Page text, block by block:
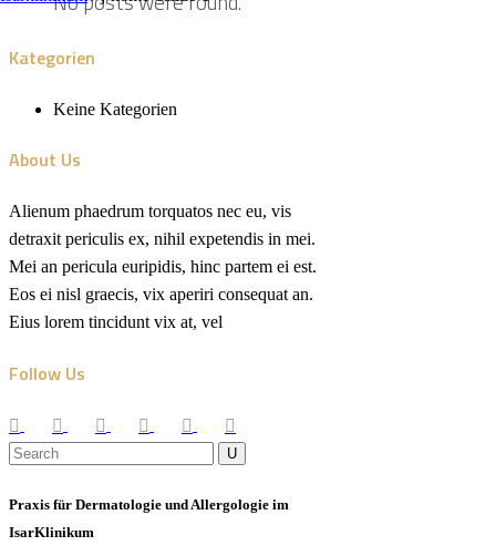
Kategorien
Keine Kategorien
About Us
Alienum phaedrum torquatos nec eu, vis
detraxit periculis ex, nihil expetendis in mei.
Mei an pericula euripidis, hinc partem ei est.
Eos ei nisl graecis, vix aperiri consequat an.
Eius lorem tincidunt vix at, vel
Follow Us
Praxis für Dermatologie und Allergologie im
IsarKlinikum